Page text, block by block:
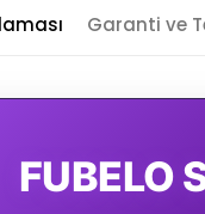
Garanti ve
FUBELO